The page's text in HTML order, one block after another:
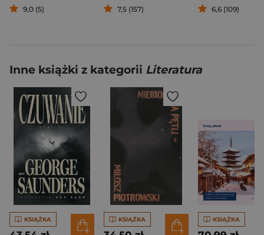
9,0 (5) 7,5 (157) 6,6 (109)
Inne książki z kategorii Literatura
KSIĄŻKA KSIĄŻKA KSIĄŻKA